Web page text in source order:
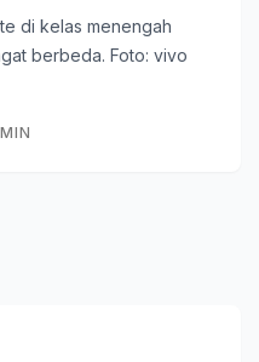
di kelas menengah
berbeda. Foto: vivo